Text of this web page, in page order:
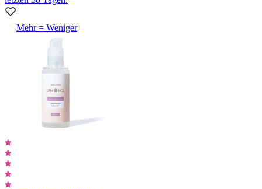
Mehr = Weniger